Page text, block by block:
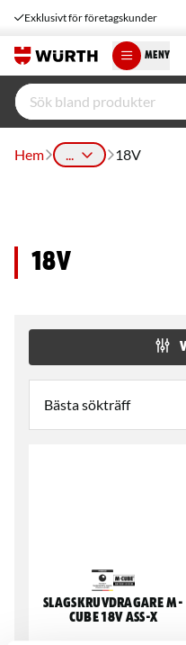
Exklusivt för företagskunder
MENY
Hem ... 18V
18V
Slagskruvdragare M-
Cube 18V ASS-X